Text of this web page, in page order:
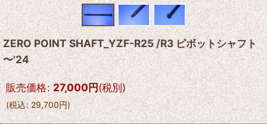
ZERO POINT SHAFT_YZF-R25 /R3 ピボットシャフト
〜'24
販売価格: 27,000円(税別)
(税込: 29,700円)